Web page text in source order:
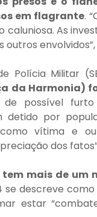
em flagrante.
caluniosa. As
da Harmonia)
possível
detido por
vítima e
dos
mais de um
se descreve
estar